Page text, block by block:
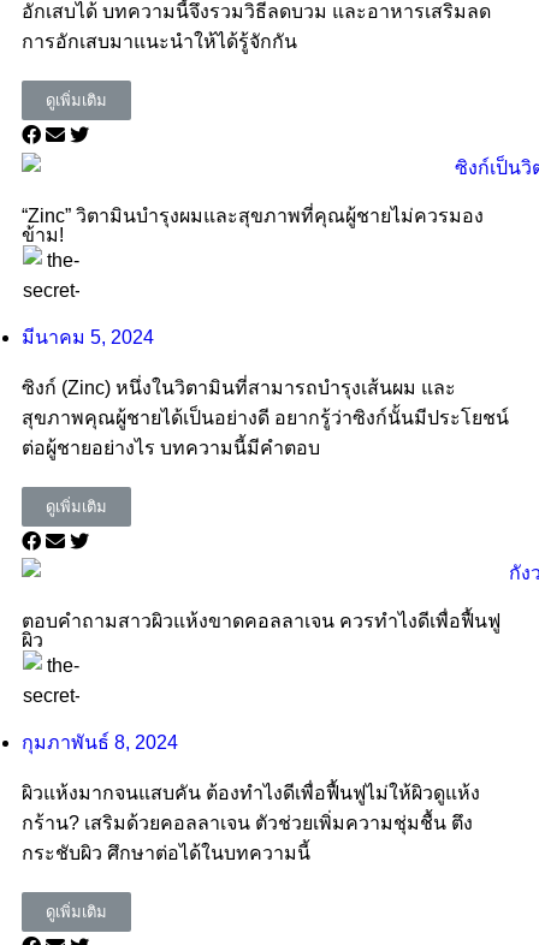
อักเสบได้ บทความนี้จึงรวมวิธีลดบวม และอาหารเสริมลด
การอักเสบมาแนะนำให้ได้รู้จักกัน
ดูเพิ่มเติม
“Zinc” วิตามินบำรุงผมและสุขภาพที่คุณผู้ชายไม่ควรมอง
ข้าม!
มีนาคม 5, 2024
ซิงก์ (Zinc) หนึ่งในวิตามินที่สามารถบำรุงเส้นผม และ
สุขภาพคุณผู้ชายได้เป็นอย่างดี อยากรู้ว่าซิงก์นั้นมีประโยชน์
ต่อผู้ชายอย่างไร บทความนี้มีคำตอบ
ดูเพิ่มเติม
ตอบคำถามสาวผิวแห้งขาดคอลลาเจน ควรทําไงดีเพื่อฟื้นฟู
ผิว
กุมภาพันธ์ 8, 2024
ผิวแห้งมากจนแสบคัน ต้องทำไงดีเพื่อฟื้นฟูไม่ให้ผิวดูแห้ง
กร้าน? เสริมด้วยคอลลาเจน ตัวช่วยเพิ่มความชุ่มชื้น ตึง
กระชับผิว ศึกษาต่อได้ในบทความนี้
ดูเพิ่มเติม